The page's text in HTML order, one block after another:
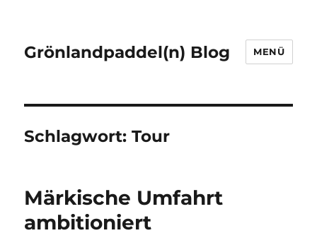
Grönlandpaddel(n) Blog MENÜ
Schlagwort:Tour
Märkische Umfahrt
ambitioniert